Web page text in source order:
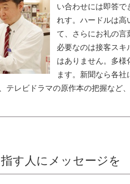
い合わせには即答で
れす。ハードルは高
て、さらにお礼の言
必要なのは接客スキ
はありません。多様
ます。新聞なら各
テレビドラマの原作本の把握など
す人にメッセージを